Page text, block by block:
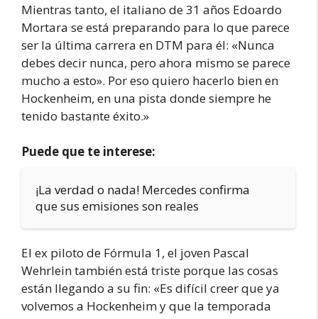
Mientras tanto, el italiano de 31 años Edoardo
Mortara se está preparando para lo que parece
ser la última carrera en DTM para él: «Nunca
debes decir nunca, pero ahora mismo se parece
mucho a esto». Por eso quiero hacerlo bien en
Hockenheim, en una pista donde siempre he
tenido bastante éxito.»
Puede que te interese:
¡La verdad o nada! Mercedes confirma
que sus emisiones son reales
El ex piloto de Fórmula 1, el joven Pascal
Wehrlein también está triste porque las cosas
están llegando a su fin: «Es difícil creer que ya
volvemos a Hockenheim y que la temporada